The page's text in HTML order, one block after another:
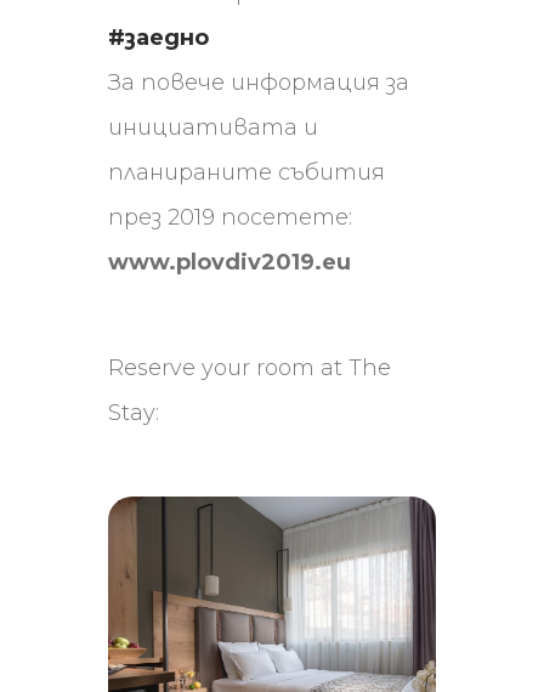
#заедно
За повече информация за
инициативата и
планираните събития
през 2019 посетете:
www.plovdiv2019.eu
Reserve your room at The
Stay: